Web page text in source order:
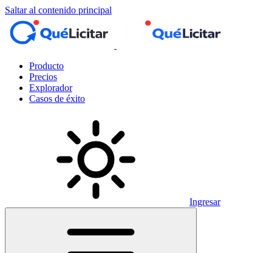
Saltar al contenido principal
Producto
Precios
Explorador
Casos de éxito
Ingresar